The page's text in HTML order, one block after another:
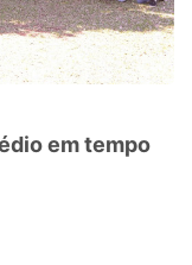
em tempo